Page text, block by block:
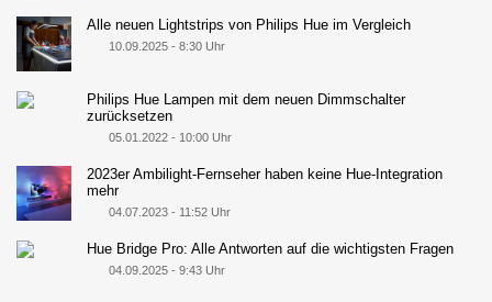
Alle neuen Lightstrips von Philips Hue im Vergleich
10.09.2025 - 8:30 Uhr
Philips Hue Lampen mit dem neuen Dimmschalter
zurücksetzen
05.01.2022 - 10:00 Uhr
2023er Ambilight-Fernseher haben keine Hue-Integration
mehr
04.07.2023 - 11:52 Uhr
Hue Bridge Pro: Alle Antworten auf die wichtigsten Fragen
04.09.2025 - 9:43 Uhr